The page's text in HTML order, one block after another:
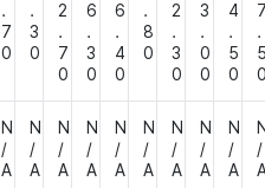
.
7
0
.
3
0
2
.
7
0
6
.
3
0
6
.
4
0
.
8
0
2
.
3
0
3
.
0
0
4
.
5
0
7
.
5
0
N
/
A
N
/
A
N
/
A
N
/
A
N
/
A
N
/
A
N
/
A
N
/
A
N
/
A
N
/